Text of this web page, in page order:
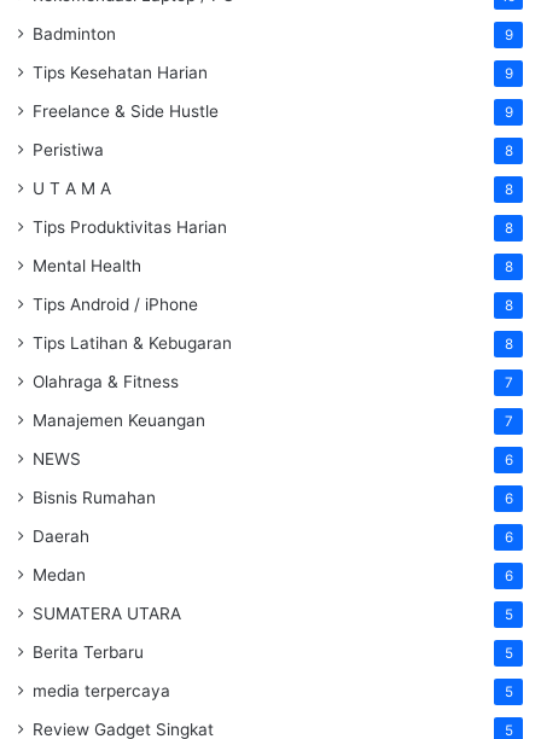
Badminton 9
Tips Kesehatan Harian 9
Freelance & Side Hustle 9
Peristiwa 8
U T A M A 8
Tips Produktivitas Harian 8
Mental Health 8
Tips Android / iPhone 8
Tips Latihan & Kebugaran 8
Olahraga & Fitness 7
Manajemen Keuangan 7
NEWS 6
Bisnis Rumahan 6
Daerah 6
Medan 6
SUMATERA UTARA 5
Berita Terbaru 5
media terpercaya 5
Review Gadget Singkat 5